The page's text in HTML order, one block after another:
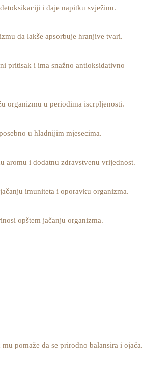
i daje napitku svježinu.
da lakše apsorbuje hranjive tvari.
pritisak i ima snažno antioksidativno
organizmu u periodima iscrpljenosti.
u hladnijim mjesecima.
aromu i dodatnu zdravstvenu vrijednost.
imuniteta i oporavku organizma.
opštem jačanju organizma.
pomaže da se prirodno balansira i ojača.